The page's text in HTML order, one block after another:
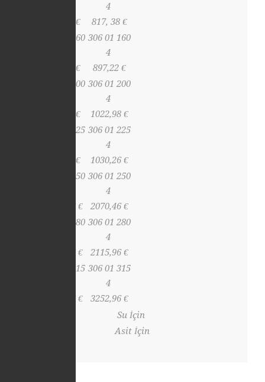
4
777,48 €
817, 38 €
306 00 160 306 01 160
4
838,84 €
897,22 €
306 00 200 306 01 200
4
941,08 €
1022,98 €
306 00 225 306 01 225
4
946,68 €
1030,26 €
306 00 250 306 01 250
4
1858,36 €
2070,46 €
306 00 280 306 01 280
4
1879,36 €
2115,96 €
306 00 315 306 01 315
4
2769,96 €
3252,96 €
Su İçin
Asit İçin